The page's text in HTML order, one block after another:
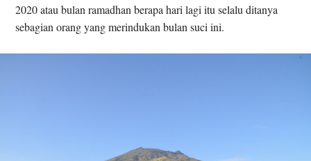
2020 atau bulan ramadhan berapa hari lagi itu selalu ditanya
sebagian orang yang merindukan bulan suci ini.